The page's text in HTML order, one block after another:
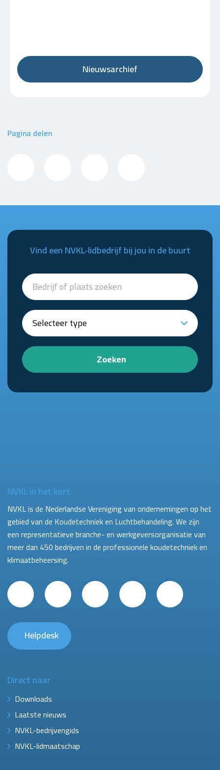
Nieuwsarchief
Pagina delen
Vind een NVKL-lidbedrijf bij jou in de buurt
Zoeken
NVKL in het kort
NVKL is de Nederlandse Vereniging van ondernemingen op het
gebied van de Koudetechniek en Luchtbehandeling. We zijn
een representatieve branche- en werkgeversorganisatie van
meer dan 450 bedrijven in de professionele koudetechniek en
klimaatbeheersing.
Helpdesk
Direct naar
Downloads
Laatste nieuws
NVKL-bedrijvengids
NVKL-lidmaatschap